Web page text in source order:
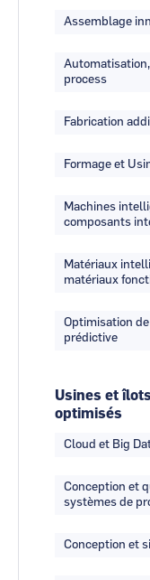
Assemblage
process
Fabrication
Formage et
Machines
composants
Matériaux
matériaux
Optimisation
prédictive
Usines et
optimisés
Cloud et Big
Conception et
systèmes de
Conception et